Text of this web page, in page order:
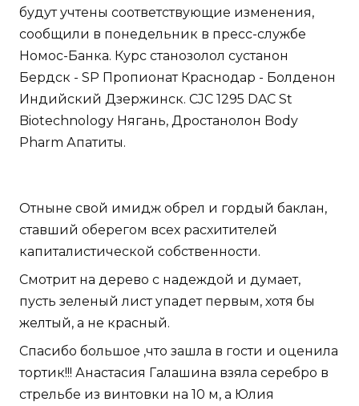
будут учтены соответствующие изменения,
сообщили в понедельник в пресс-службе
Номос-Банка. Курс станозолол сустанон
Бердск - SP Пропионат Краснодар - Болденон
Индийский Дзержинск. CJC 1295 DAC St
Biotechnology Нягань, Дростанолон Body
Pharm Апатиты.
Отныне свой имидж обрел и гордый баклан,
ставший оберегом всех расхитителей
капиталистической собственности.
Смотрит на дерево с надеждой и думает,
пусть зеленый лист упадет первым, хотя бы
желтый, а не красный.
Спасибо большое ,что зашла в гости и оценила
тортик!!! Анастасия Галашина взяла серебро в
стрельбе из винтовки на 10 м, а Юлия